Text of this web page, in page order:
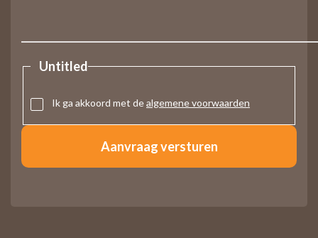
Untitled
Ik ga akkoord met dealgemene voorwaarden